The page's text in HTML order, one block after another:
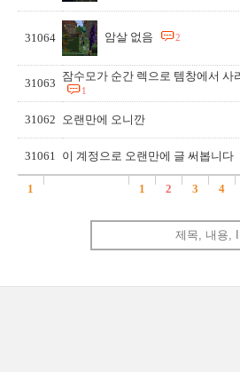
31064 암살 없음 2
31063
잠수모가 순간 렉으로 템창에서 사
1
31062 오랜만에 오니깐
31061 이 계정으로 오랜만에 글 써봅니다
1 1 2 3 4